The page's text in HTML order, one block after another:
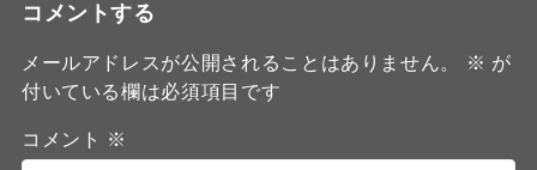
コメントする
メールアドレスが公開されることはありません。 ※ が
付いている欄は必須項目です
コメント ※